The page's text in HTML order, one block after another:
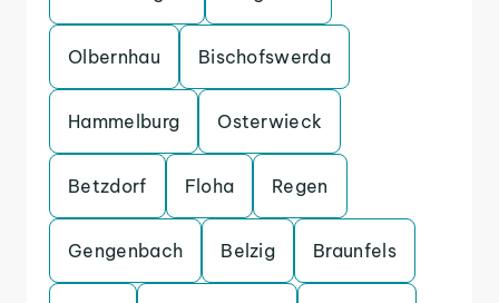
Olbernhau Bischofswerda
Hammelburg Osterwieck
Betzdorf Floha Regen
Gengenbach Belzig Braunfels